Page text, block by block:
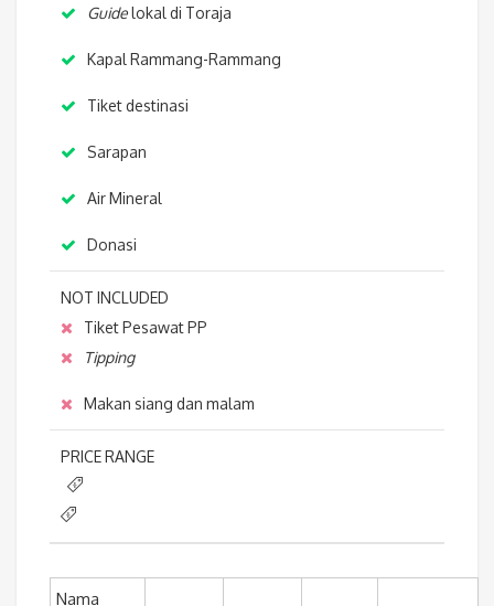
Guidelokal di Toraja
Kapal Rammang-Rammang
Tiket destinasi
Sarapan
Air Mineral
Donasi
NOT INCLUDED
Tiket Pesawat PP
Tipping
Makan siang dan malam
PRICE RANGE
Nama